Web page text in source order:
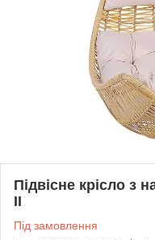
Підвісне крісло з
II
Під замовлення